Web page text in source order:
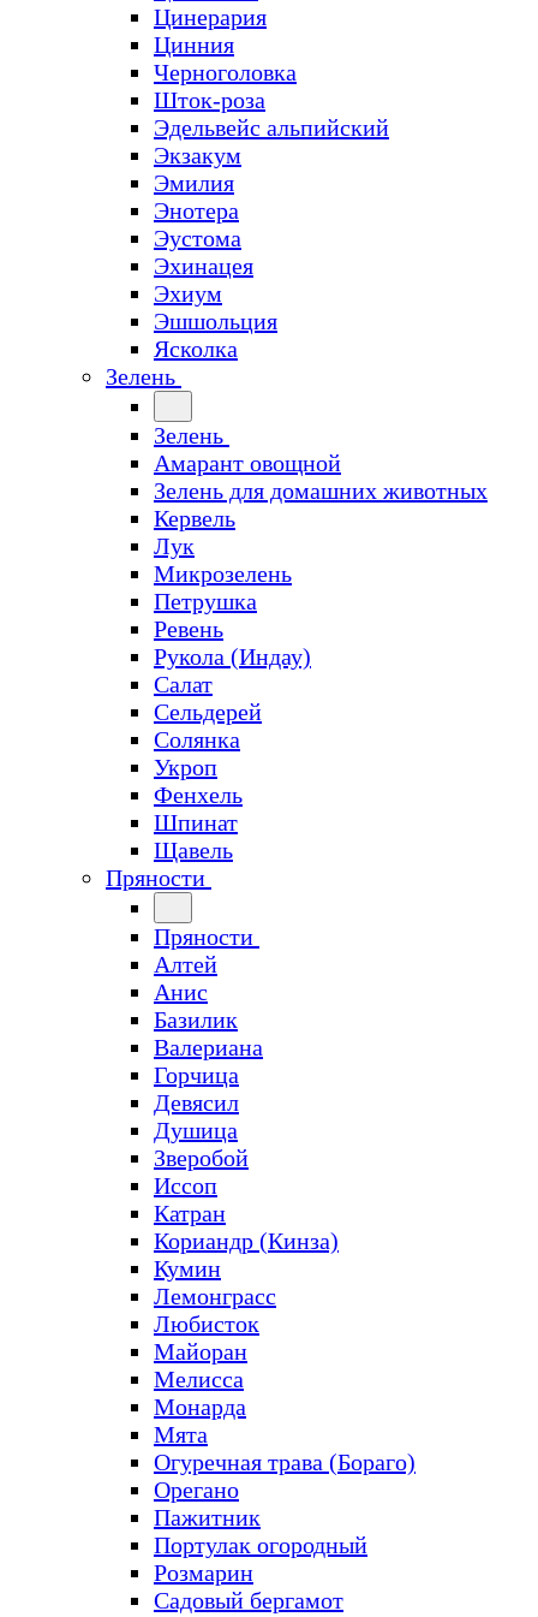
Цинерария
Цинния
Черноголовка
Шток-роза
Эдельвейс альпийский
Экзакум
Эмилия
Энотера
Эустома
Эхинацея
Эхиум
Эшшольция
Ясколка
Зелень
Зелень
Амарант овощной
Зелень для домашних животных
Кервель
Лук
Микрозелень
Петрушка
Ревень
Рукола (Индау)
Салат
Сельдерей
Солянка
Укроп
Фенхель
Шпинат
Щавель
Пряности
Пряности
Алтей
Анис
Базилик
Валериана
Горчица
Девясил
Душица
Зверобой
Иссоп
Катран
Кориандр (Кинза)
Кумин
Лемонграсс
Любисток
Майоран
Мелисса
Монарда
Мята
Огуречная трава (Бораго)
Орегано
Пажитник
Портулак огородный
Розмарин
Садовый бергамот